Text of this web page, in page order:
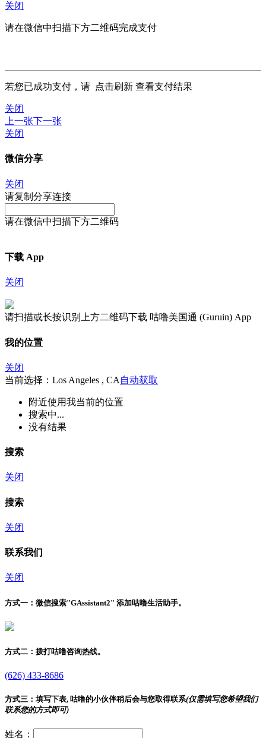
关闭
请在微信中扫描下方二维码完成支付
若您已成功支付，请 点击刷新 查看支付结果
关闭
上一张下一张
关闭
微信分享
关闭
请复制分享连接
请在微信中扫描下方二维码
下载 App
关闭
请扫描或长按识别上方二维码下载 咕噜美国通 (Guruin) App
我的位置
关闭
当前选择：Los Angeles , CA 自动获取
附近使用我当前的位置
搜索中...
没有结果
搜索
关闭
搜索
关闭
联系我们
关闭
方式一： 微信搜索"GAssistant2" 添加咕噜生活助手。
方式二： 拨打咕噜咨询热线。
(626) 433-8686
方式三： 填写下表, 咕噜的小伙伴稍后会与您取得联系(仅需填写您希望我们
联系您的方式即可)
姓名：